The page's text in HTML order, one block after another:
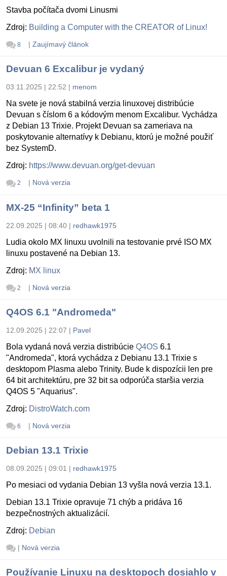
Stavba počítača dvomi Linusmi
Zdroj: Building a Computer with the CREATOR of Linux!
8 | Zaujímavý článok
Devuan 6 Excalibur je vydaný
03.11.2025 | 22:52 | menom
Na svete je nová stabilná verzia linuxovej distribúcie
Devuan s číslom 6 a kódovým menom Excalibur. Vychádza
z Debian 13 Trixie. Projekt Devuan sa zameriava na
poskytovanie alternatívy k Debianu, ktorú je možné použiť
bez SystemD.
Zdroj: https://www.devuan.org/get-devuan
2 | Nová verzia
MX-25 “Infinity” beta 1
22.09.2025 | 08:40 | redhawk1975
Ludia okolo MX linuxu uvolnili na testovanie prvé ISO MX
linuxu postavené na Debian 13.
Zdroj: MX linux
2 | Nová verzia
Q4OS 6.1 "Andromeda"
12.09.2025 | 22:07 | Pavel
Bola vydaná nová verzia distribúcie Q4OS 6.1
"Andromeda", ktorá vychádza z Debianu 13.1 Trixie s
desktopom Plasma alebo Trinity. Bude k dispozícii len pre
64 bit architektúru, pre 32 bit sa odporúča staršia verzia
Q4OS 5 "Aquarius".
Zdroj: DistroWatch.com
6 | Nová verzia
Debian 13.1 Trixie
08.09.2025 | 09:01 | redhawk1975
Po mesiaci od vydania Debian 13 vyšla nová verzia 13.1.
Debian 13.1 Trixie opravuje 71 chýb a pridáva 16
bezpečnostných aktualizácií.
Zdroj: Debian
| Nová verzia
Používanie Linuxu na desktopoch dosiahlo v